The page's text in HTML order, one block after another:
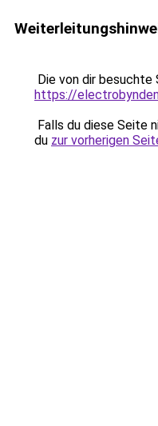
Die von dir besuchte
https://
Falls du diese Seite
du zur vorherigen